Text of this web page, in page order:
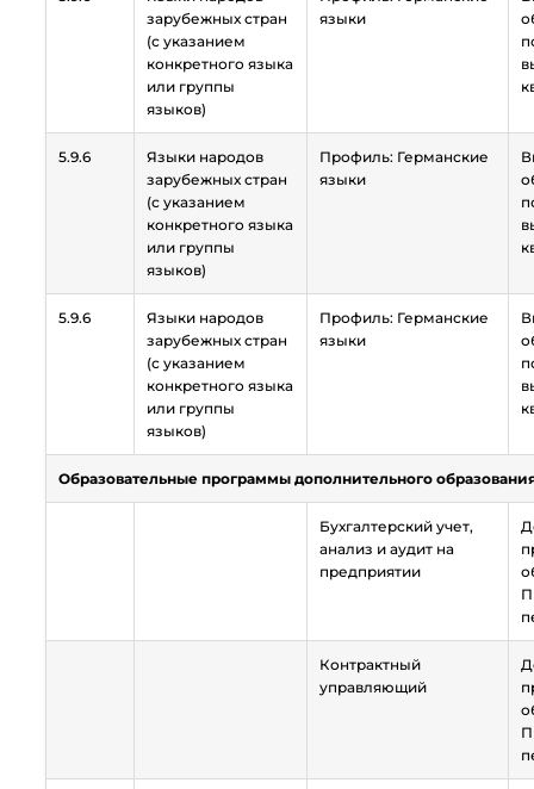
зарубежных стран
(с указанием
конкретного языка
или группы
языков)
языки
5.9.6
Языки народов
зарубежных стран
(с указанием
конкретного языка
или группы
языков)
Профиль: Германские
языки
5.9.6
Языки народов
зарубежных стран
(с указанием
конкретного языка
или группы
языков)
Профиль: Германские
языки
Образовательные программы дополнительного
Бухгалтерский учет,
анализ и аудит на
предприятии
Контрактный
управляющий